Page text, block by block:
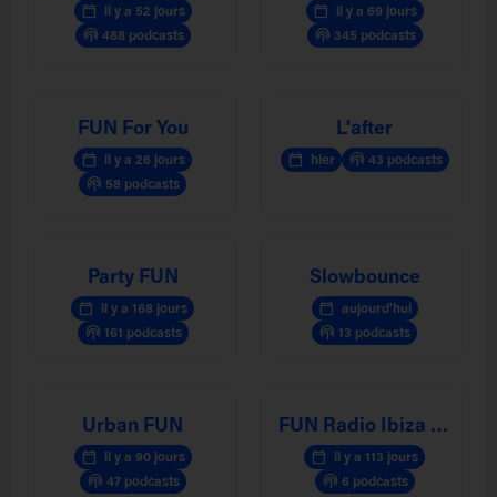
calendar_today il y a 52 jours
podcasts 488 podcasts
calendar_today il y a 69 jours
podcasts 345 podcasts
FUN For You
calendar_today il y a 26 jours
podcasts 58 podcasts
L'after
calendar_today hier podcasts 43 podcasts
Party FUN
calendar_today il y a 168 jours
podcasts 161 podcasts
Slowbounce
calendar_today aujourd'hui
podcasts 13 podcasts
Urban FUN
calendar_today il y a 90 jours
podcasts 47 podcasts
FUN Radio Ibiza Experience
calendar_today il y a 113 jours
podcasts 6 podcasts